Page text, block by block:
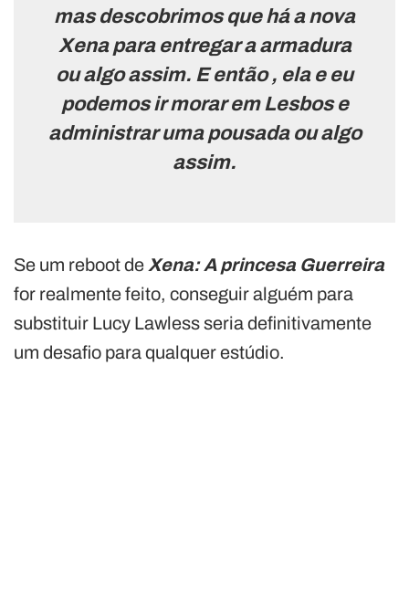
mas descobrimos que há a nova
Xena para entregar a armadura
ou algo assim. E então , ela e eu
podemos ir morar em Lesbos e
administrar uma pousada ou algo
assim.
Se um reboot de Xena: A princesa Guerreira
for realmente feito, conseguir alguém para
substituir Lucy Lawless seria definitivamente
um desafio para qualquer estúdio.